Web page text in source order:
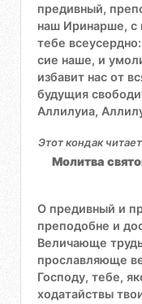
предивный,
наш Иринарше,
тебе
сие наше, и
избавит нас от
будущия
Аллилуиа,
Этот кондак
Молитва
О предивный и
преподобне и
Величающе
прославляюще
Господу, тебе,
ходатайствы